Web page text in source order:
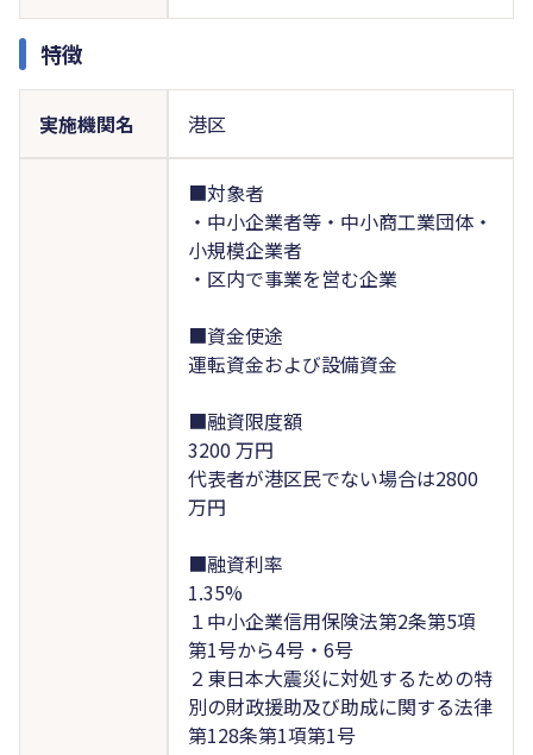
特徴
実施機関名 港区
■対象者
・中小企業者等・中小商工業団体・
小規模企業者
・区内で事業を営む企業
■資金使途
運転資金および設備資金
■融資限度額
3200 万円
代表者が港区民でない場合は2800
万円
■融資利率
1.35%
１中小企業信用保険法第2条第5項
第1号から4号・6号
２東日本大震災に対処するための特
別の財政援助及び助成に関する法律
第128条第1項第1号